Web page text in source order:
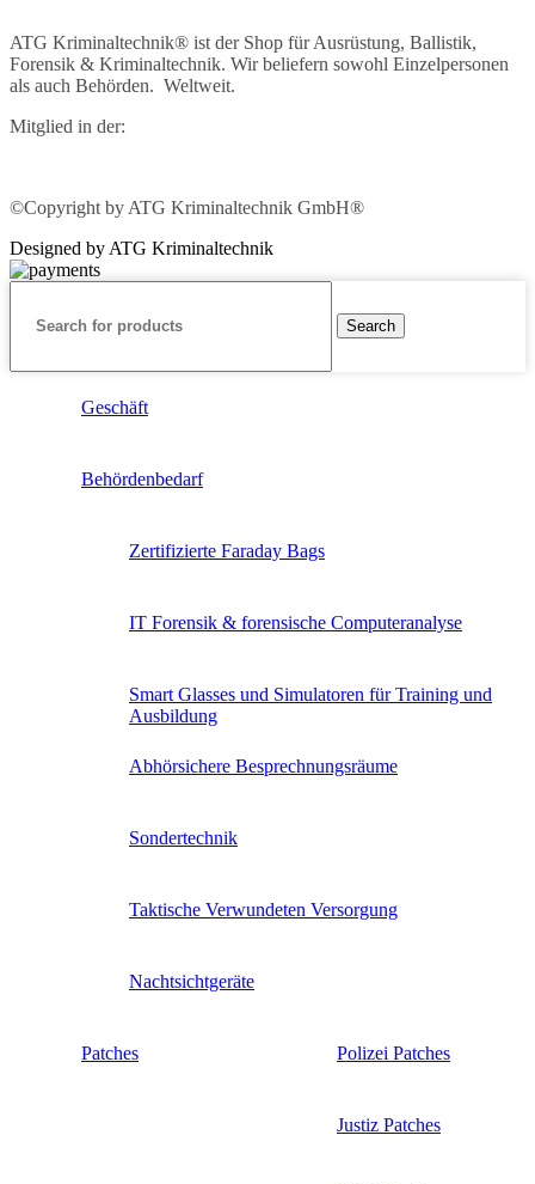
ATG Kriminaltechnik® ist der Shop für Ausrüstung, Ballistik,
Forensik & Kriminaltechnik. Wir beliefern sowohl Einzelpersonen
als auch Behörden. Weltweit.
Mitglied in der:
©Copyright by ATG Kriminaltechnik GmbH®
Designed by ATG Kriminaltechnik
Search
Geschäft
Behördenbedarf
Zertifizierte Faraday Bags
IT Forensik & forensische Computeranalyse
Smart Glasses und Simulatoren für Training und
Ausbildung
Abhörsichere Besprechnungsräume
Sondertechnik
Taktische Verwundeten Versorgung
Nachtsichtgeräte
Patches Polizei Patches
Justiz Patches